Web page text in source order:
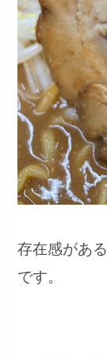
存在感があ
です。